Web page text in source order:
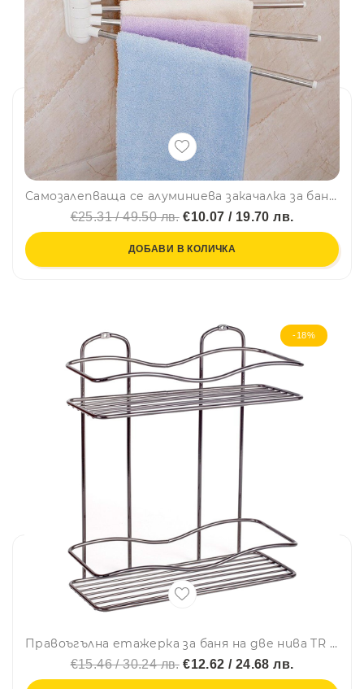
Самозалепваща се алуминиева закачалка за баня с четири рамена за хавлии и др. принадлежности, въртяща се, BF22
€25.31 / 49.50 лв.€10.07 / 19.70 лв.
ДОБАВИ В КОЛИЧКА
-18%
Правоъгълна етажерка за баня на две нива TR BK 012, 30х13х35 см, Закрепване с дюбел, Черен
€15.46 / 30.24 лв.€12.62 / 24.68 лв.